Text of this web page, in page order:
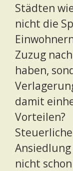
Städten
nicht die
Zuzug
haben,
damit
Vorteilen?
Ansiedlung
nicht